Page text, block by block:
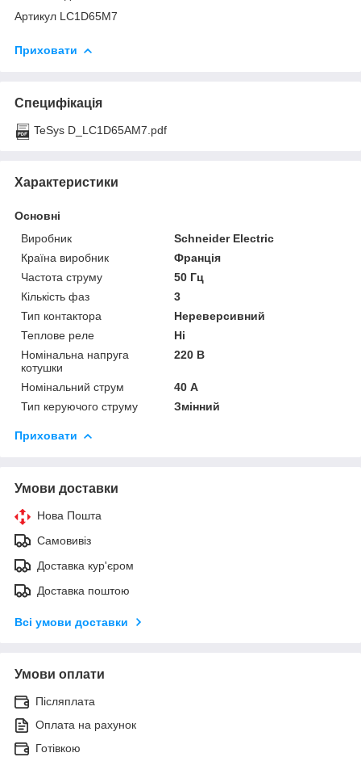
Артикул LC1D65M7
Приховати
Специфікація
TeSys D_LC1D65AM7.pdf
Характеристики
Основні
Виробник
Schneider Electric
Країна виробник
Франція
Частота струму
50 Гц
Кількість фаз
3
Тип контактора
Нереверсивний
Теплове реле
Ні
Номінальна напруга
котушки
220 В
Номінальний струм
40 А
Тип керуючого струму
Змінний
Приховати
Умови доставки
Нова Пошта
Самовивіз
Доставка кур'єром
Доставка поштою
Всі умови доставки
Умови оплати
Післяплата
Оплата на рахунок
Готівкою